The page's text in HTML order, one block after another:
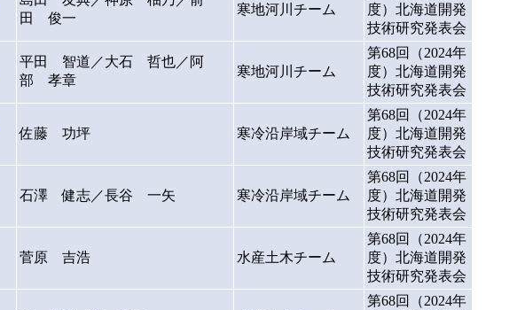
田 俊一
寒地河川チーム
度）北海道開発
技術研究発表会
平田 智道／大石 哲也／阿
部 孝章
寒地河川チーム
第68回（2024年
度）北海道開発
技術研究発表会
佐藤 功坪 寒冷沿岸域チーム
第68回（2024年
度）北海道開発
技術研究発表会
石澤 健志／長谷 一矢 寒冷沿岸域チーム
第68回（2024年
度）北海道開発
技術研究発表会
菅原 吉浩 水産土木チーム
第68回（2024年
度）北海道開発
技術研究発表会
第68回（2024年